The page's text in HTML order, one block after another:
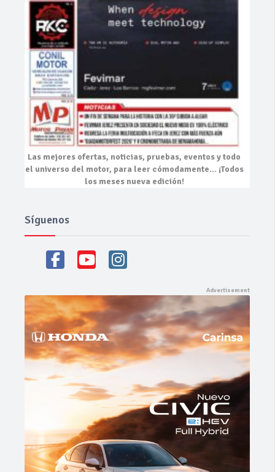
Las mejores ofertas, noticias, pruebas, eventosy todo
el universo del motor, para leer cómodamente… ¡Todos
los meses nueva edición!
Síguenos